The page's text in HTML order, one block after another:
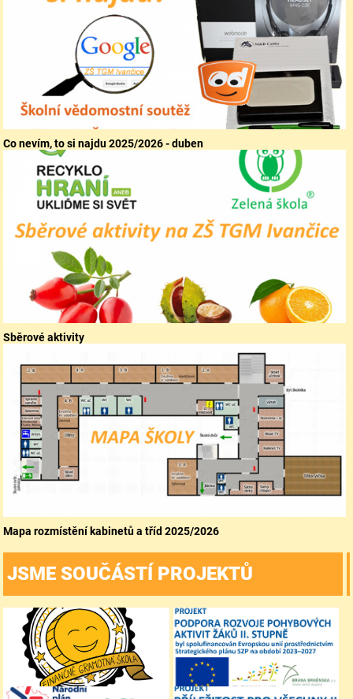
Co nevím, to si najdu 2025/2026 - duben
Sběrové aktivity
Mapa rozmístění kabinetů a tříd 2025/2026
JSME SOUČÁSTÍ PROJEKTŮ